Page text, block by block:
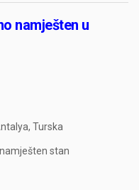
namješten u
Turska
stan